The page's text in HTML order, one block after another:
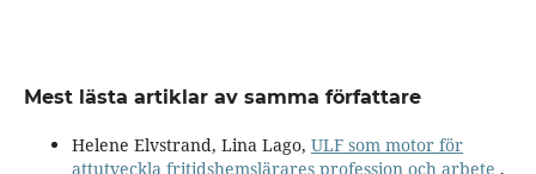
Mest lästa artiklar av samma författare
Helene Elvstrand, Lina Lago, ULF som motor för
attutveckla fritidshemslärares profession och arbete ,